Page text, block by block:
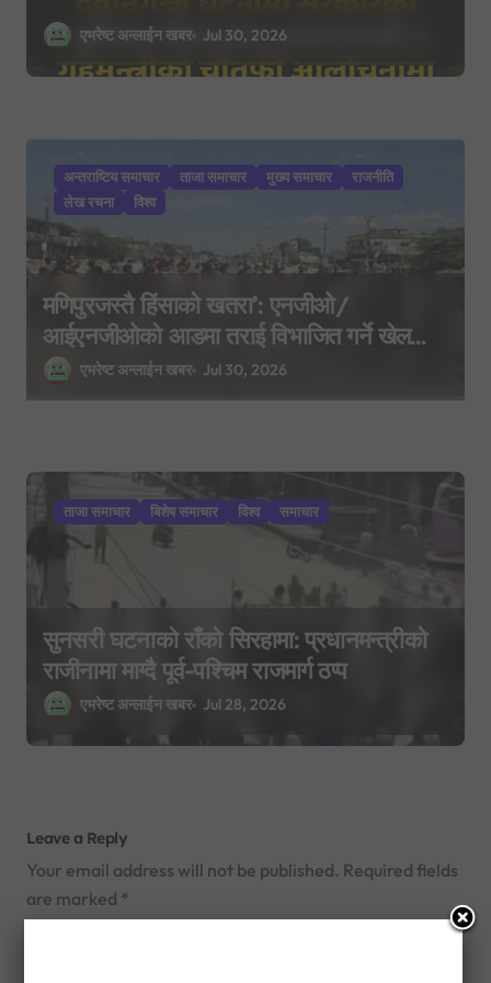
एभरेष्ट अन्लाईन खबर Jul 30, 2026
अन्तराष्टिय समाचार ताजा समाचार मुख्य समाचार
राजनीति
लेख रचना
विश्व
मणिपुरजस्तै हिंसाको खतरा’: एनजीओ/
आईएनजीओको आडमा तराई विभाजित गर्ने खेल
भइरहेको सशस्त्रको निष्कर्ष
एभरेष्ट अन्लाईन खबर Jul 30, 2026
ताजा समाचार बिशेष समाचार विश्व समाचार
सुनसरी घटनाको राँको सिरहामा: प्रधानमन्त्रीको
राजीनामा माग्दै पूर्व-पश्चिम राजमार्ग ठप्प
एभरेष्ट अन्लाईन खबर Jul 28, 2026
Leave a Reply
Your email address will not be published. Required fields
are marked *